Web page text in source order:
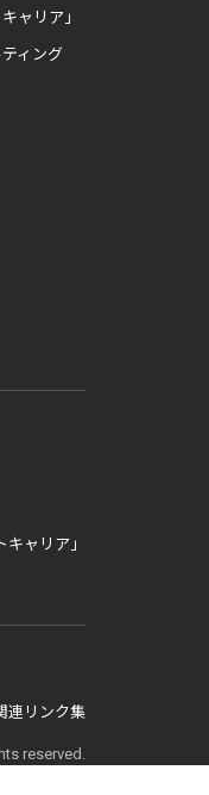
ャリア」
ィング
ャリア」
連リンク集
reserved.